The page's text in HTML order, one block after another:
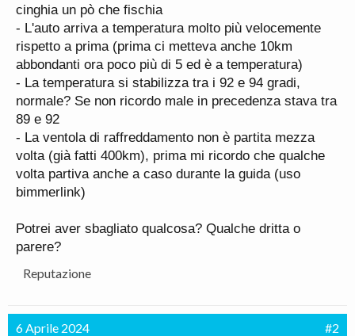
cinghia un pò che fischia
- L'auto arriva a temperatura molto più velocemente
rispetto a prima (prima ci metteva anche 10km
abbondanti ora poco più di 5 ed è a temperatura)
- La temperatura si stabilizza tra i 92 e 94 gradi,
normale? Se non ricordo male in precedenza stava tra
89 e 92
- La ventola di raffreddamento non è partita mezza
volta (già fatti 400km), prima mi ricordo che qualche
volta partiva anche a caso durante la guida (uso
bimmerlink)
Potrei aver sbagliato qualcosa? Qualche dritta o
parere?
Reputazione
6 Aprile 2024 #2